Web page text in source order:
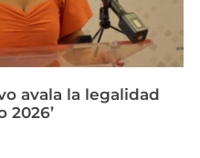
avala la legalidad
2026’